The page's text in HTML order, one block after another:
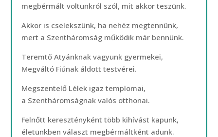
megbérmált voltunkról szól, mit akkor teszünk.
Akkor is cselekszünk, ha nehéz megtennünk,
mert a Szentháromság működik már bennünk.
Teremtő Atyánknak vagyunk gyermekei,
Megváltó Fiúnak áldott testvérei.
Megszentelő Lélek igaz templomai,
a Szentháromságnak valós otthonai.
Felnőtt keresztényként több kihívást kapunk,
életünkben választ megbérmáltként adunk.